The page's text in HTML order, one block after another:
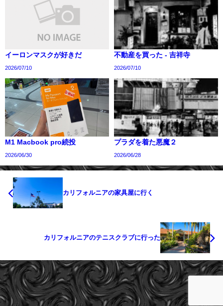
イーロンマスクが好きだ
2026/07/10
不動産を買った - 吉祥寺
2026/07/10
M1 Macbook pro続投
2026/06/30
プラダを着た悪魔２
2026/06/28
カリフォルニアの家具屋に行く
カリフォルニアのテニスクラブに行った